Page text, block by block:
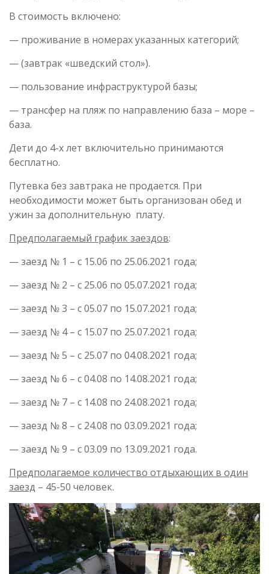
В стоимость включено:
— проживание в номерах указанных категорий;
— (завтрак «шведский стол»).
— пользование инфраструктурой базы;
— трансфер на пляж по направлению база – море –
база.
Дети до 4-х лет включительно принимаются
бесплатно.
Путевка без завтрака не продается. При
необходимости может быть организован обед и
ужин за дополнительную плату.
Предполагаемый график заездов:
— заезд № 1 – с 15.06 по 25.06.2021 года;
— заезд № 2 – с 25.06 по 05.07.2021 года;
— заезд № 3 – с 05.07 по 15.07.2021 года;
— заезд № 4 – с 15.07 по 25.07.2021 года;
— заезд № 5 – с 25.07 по 04.08.2021 года;
— заезд № 6 – с 04.08 по 14.08.2021 года;
— заезд № 7 – с 14.08 по 24.08.2021 года;
— заезд № 8 – с 24.08 по 03.09.2021 года;
— заезд № 9 – с 03.09 по 13.09.2021 года.
Предполагаемое количество отдыхающих в один
заезд – 45-50 человек.